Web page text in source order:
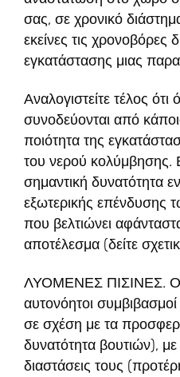
σας, σε χρονικό
εκείνες τις χρονοβόρες
εγκατάστασης μιας
Αναλογιστείτε τέλος
συνοδεύονται από
ποιότητα της
του νερού κολύμβησης.
σημαντική δυνατότητα
εξωτερικής επένδυσης
που βελτιώνει
αποτέλεσμα (δείτε
ΛΥΟΜΕΝΕΣ ΠΙΣΙΝΕΣ. Οι
αυτονόητοι
σε σχέση με τα
δυνατότητα βουτιών), με
διαστάσεις τους